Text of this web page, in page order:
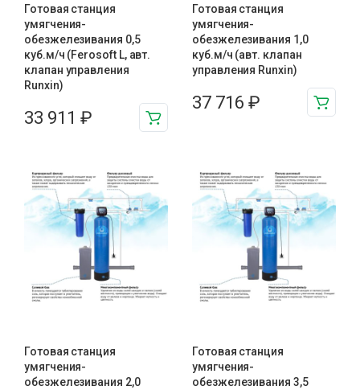
Готовая станция
умягчения-
обезжелезивания 0,5
куб.м/ч (Ferosoft L, авт.
клапан управления
Runxin)
33 911 ₽
Готовая станция
умягчения-
обезжелезивания 1,0
куб.м/ч (авт. клапан
управления Runxin)
37 716 ₽
Готовая станция
умягчения-
обезжелезивания 2,0
Готовая станция
умягчения-
обезжелезивания 3,5